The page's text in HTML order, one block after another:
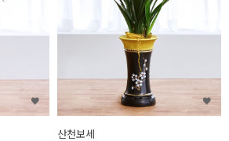
산천보세